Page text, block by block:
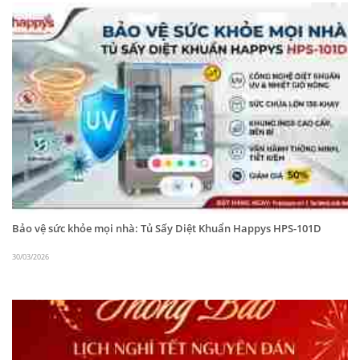
phối thiết bị lạnh Happys, máy diệt khuẩn, máy làm
đá và là đơn vị thiết kế và thi công, lắp đặt thiết bị
cho các nhà hàng, khách sạn, xí nghiệp
Liên hệ Công ty cổ phần ANY Việt Nam năm 2025
Bảo vệ sức khỏe mọi nhà: Tủ Sấy Diệt Khuẩn Happys HPS-101D
30/03/2026